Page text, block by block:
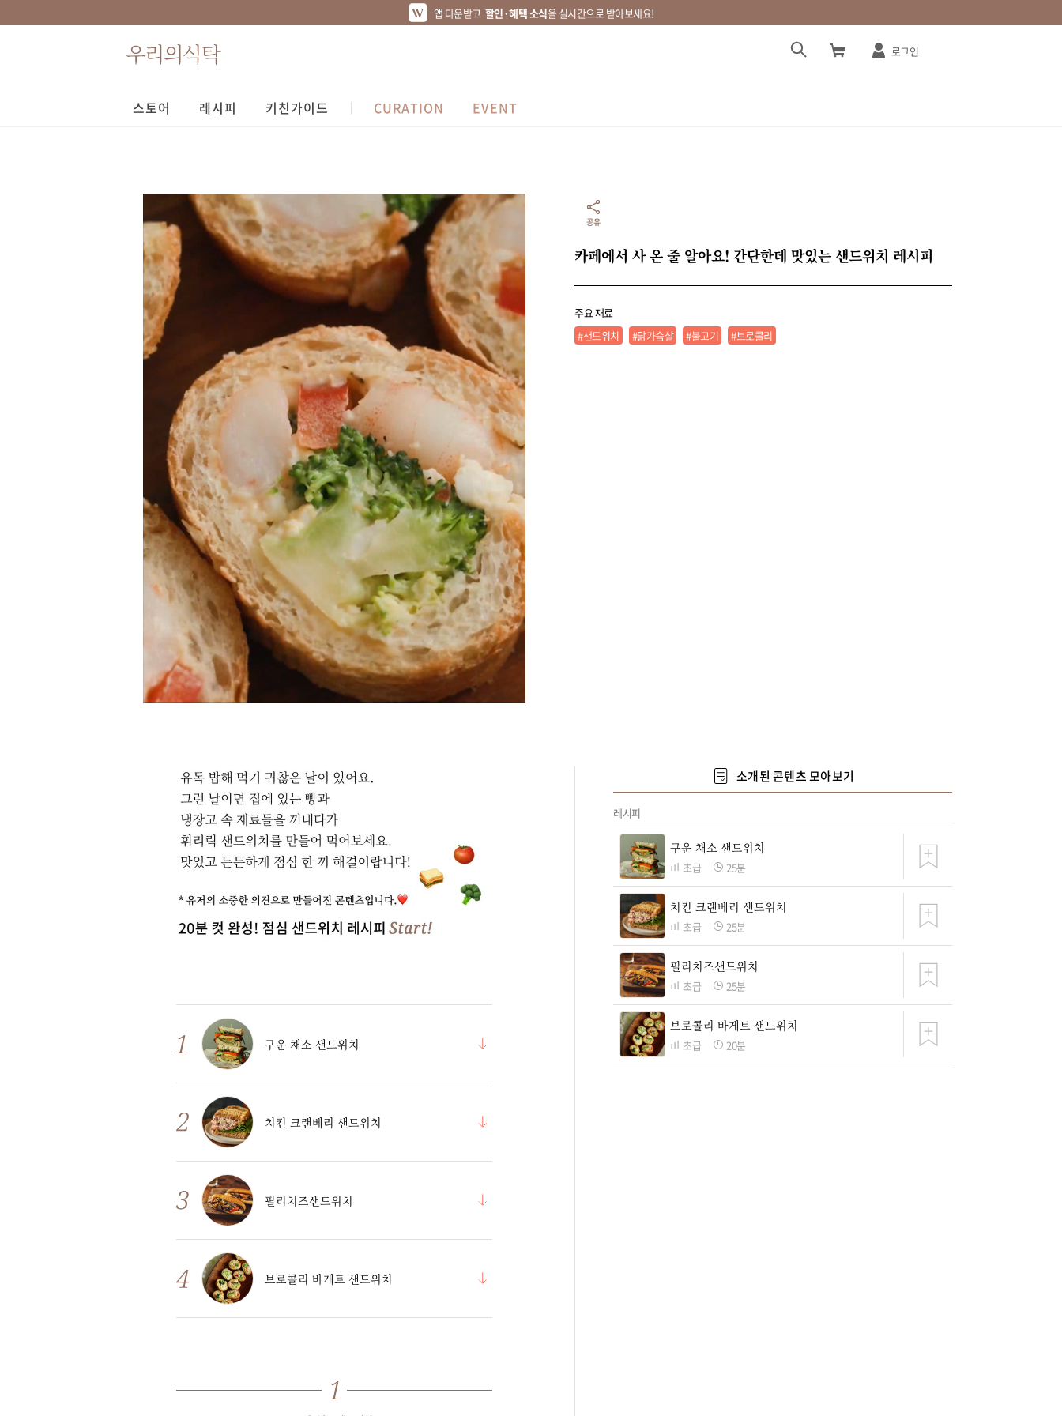
앱 다운받고 할인·혜택 소식을 실시간으로 받아보세요!
로그인
스토어 레시피 키친가이드 CURATION EVENT
공유
카페에서 사 온 줄 알아요! 간단한데 맛있는 샌드위치 레시피
주요 재료
#샌드위치
#닭가슴살 #불고기 #브로콜리
구운 채소 샌드위치
치킨 크랜베리 샌드위치
필리치즈샌드위치
브로콜리 바게트 샌드위치
소개된 콘텐츠 모아보기
레시피
구운 채소 샌드위치
초급 25분
치킨 크랜베리 샌드위치
초급 25분
필리치즈샌드위치
초급 25분
브로콜리 바게트 샌드위치
초급 20분